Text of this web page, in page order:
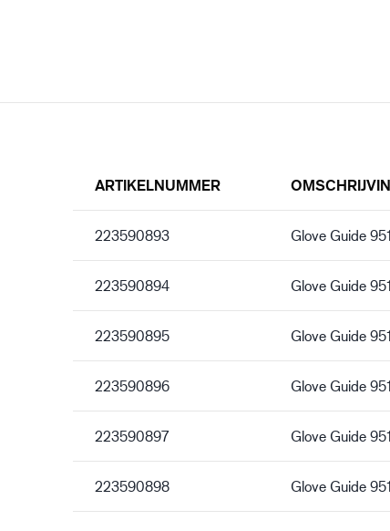
ARTIKELNUMMER
223590893 Glove Guide
223590894 Glove Guide
223590895 Glove Guide
223590896 Glove Guide
223590897 Glove Guide
223590898 Glove Guide